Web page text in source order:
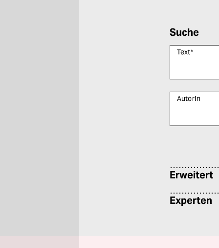
Suche
Text*
AutorIn
Erweitert
Experten